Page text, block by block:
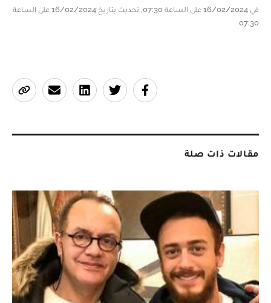
في 16/02/2024 على الساعة 07:30, تحديث بتاريخ 16/02/2024 على الساعة
07:30
مقالات ذات صلة